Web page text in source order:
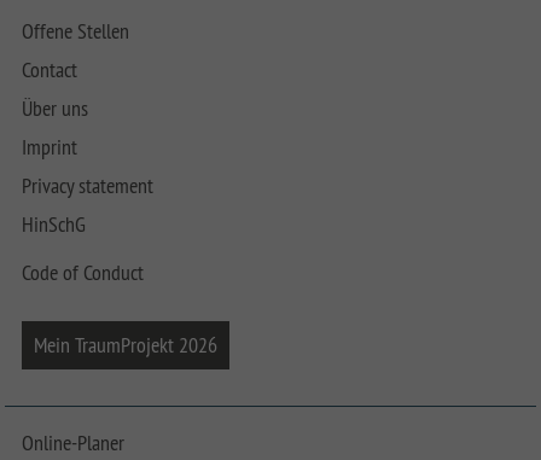
Offene Stellen
Contact
Über uns
Imprint
Privacy statement
HinSchG
Code of Conduct
Mein TraumProjekt 2026
Online-Planer